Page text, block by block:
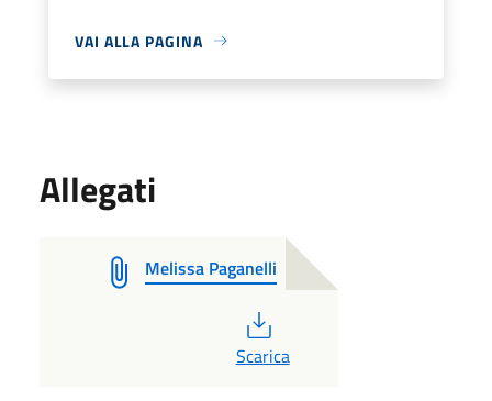
VAI ALLA PAGINA
Allegati
Melissa Paganelli
Scarica